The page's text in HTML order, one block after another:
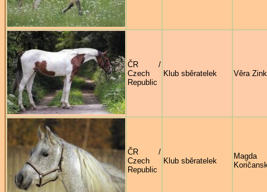
ČR /
Czech
Republic
Klub sběratelek Věra
ČR /
Czech
Republic
Klub sběratelek
Magda